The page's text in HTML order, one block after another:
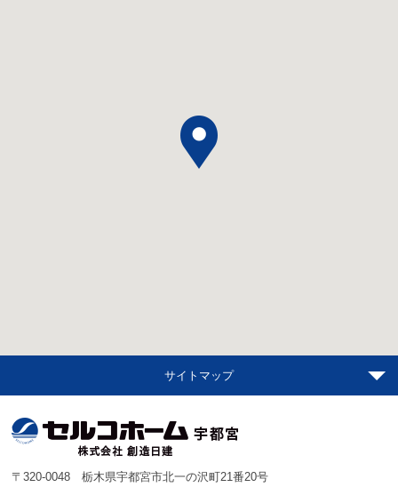
サイトマップ
〒320-0048 栃木県宇都宮市北一の沢町21番20号